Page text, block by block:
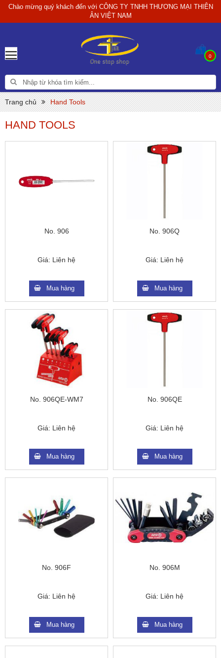
Chào mừng quý khách đến với CÔNG TY TNHH THƯƠNG MẠI THIÊN
ÂN VIỆT NAM
0
Trang chủ Hand Tools
HAND TOOLS
No. 906
Giá: Liên hệ
Mua hàng
No. 906Q
Giá: Liên hệ
Mua hàng
No. 906QE-WM7
Giá: Liên hệ
Mua hàng
No. 906QE
Giá: Liên hệ
Mua hàng
No. 906F
Giá: Liên hệ
Mua hàng
No. 906M
Giá: Liên hệ
Mua hàng